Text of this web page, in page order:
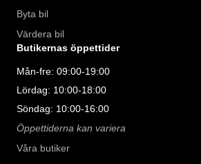
Byta bil
Värdera bil
Butikernas öppettider
Mån-fre: 09:00-19:00
Lördag: 10:00-18:00
Söndag: 10:00-16:00
Öppettiderna kan variera
Våra butiker